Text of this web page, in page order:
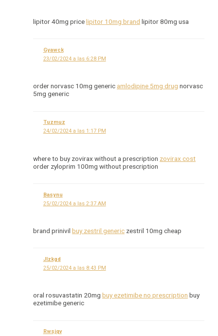
lipitor 40mg pricelipitor 10mg brand lipitor 80mg usa
Gyawck
23/02/2024 a las 6:28 PM
order norvasc 10mg generic amlodipine 5mg drug norvasc
5mg generic
Tuzmuz
24/02/2024 a las 1:17 PM
where to buy zovirax without a prescription zovirax cost
order zyloprim 100mg without prescription
Basynu
25/02/2024 a las 2:37 AM
brand prinivil buy zestril generic zestril 10mg cheap
Jlzkgd
25/02/2024 a las 8:43 PM
oral rosuvastatin 20mg buy ezetimibe no prescription buy
ezetimibe generic
Rwsjqv